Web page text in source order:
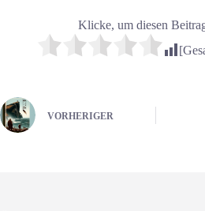
Klicke, um diesen
VORHERIGER